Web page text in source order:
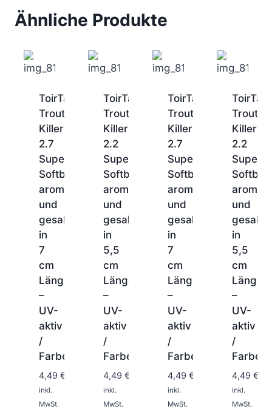
Ähnliche Produkte
ToirTap
Trout
Killer
2.7
Superweicher
Softbait
aromatisiert
und
gesalzen
in
7
cm
Länge
–
UV-
aktiv
/
Farbe:0207
4,49 €
inkl.
MwSt.
1-
2
Tage
ToirTap
Trout
Killer
2.2
Superweicher
Softbait
aromatisiert
und
gesalzen
in
5,5
cm
Länge
–
UV-
aktiv
/
Farbe:013
4,49 €
inkl.
MwSt.
1-
2
Tage
ToirTap
Trout
Killer
2.7
Superweicher
Softbait
aromatisiert
und
gesalzen
in
7
cm
Länge
–
UV-
aktiv
/
Farbe:0200
4,49 €
inkl.
MwSt.
1-
2
Tage
ToirTap
Trout
Killer
2.2
Softbait
und
in
5,5
cm
Länge
–
UV-
aktiv
/
4,49 €
inkl.
MwSt.
1-
2
Tage